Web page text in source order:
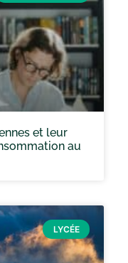
et leur
au
LYCÉE